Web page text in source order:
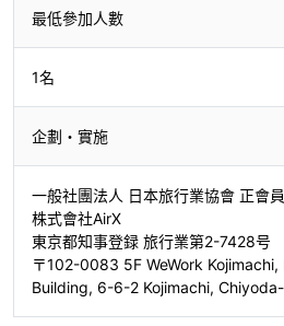
最低參加人數
1名
企劃・實施
一般社團法人 日本旅行業協會 正會員
株式會社AirX
東京都知事登録 旅行業第2-7428号
〒102-0083 5F WeWork
Building, 6-6-2 Kojimachi,